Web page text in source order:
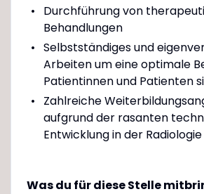
Durchführung von
Behandlungen
Selbstständiges und
Arbeiten um eine optimale
Patientinnen und Patienten
Zahlreiche
aufgrund der rasanten
Entwicklung in der Radiologie
Was du für diese Stelle